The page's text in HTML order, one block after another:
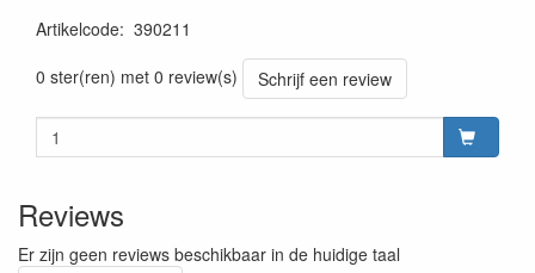
Artikelcode: 390211
0 ster(ren) met 0 review(s)
Schrijf een review
Reviews
Er zijn geen reviews beschikbaar in de huidige taal